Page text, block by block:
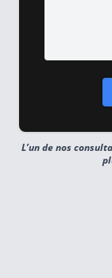
L’un de nos